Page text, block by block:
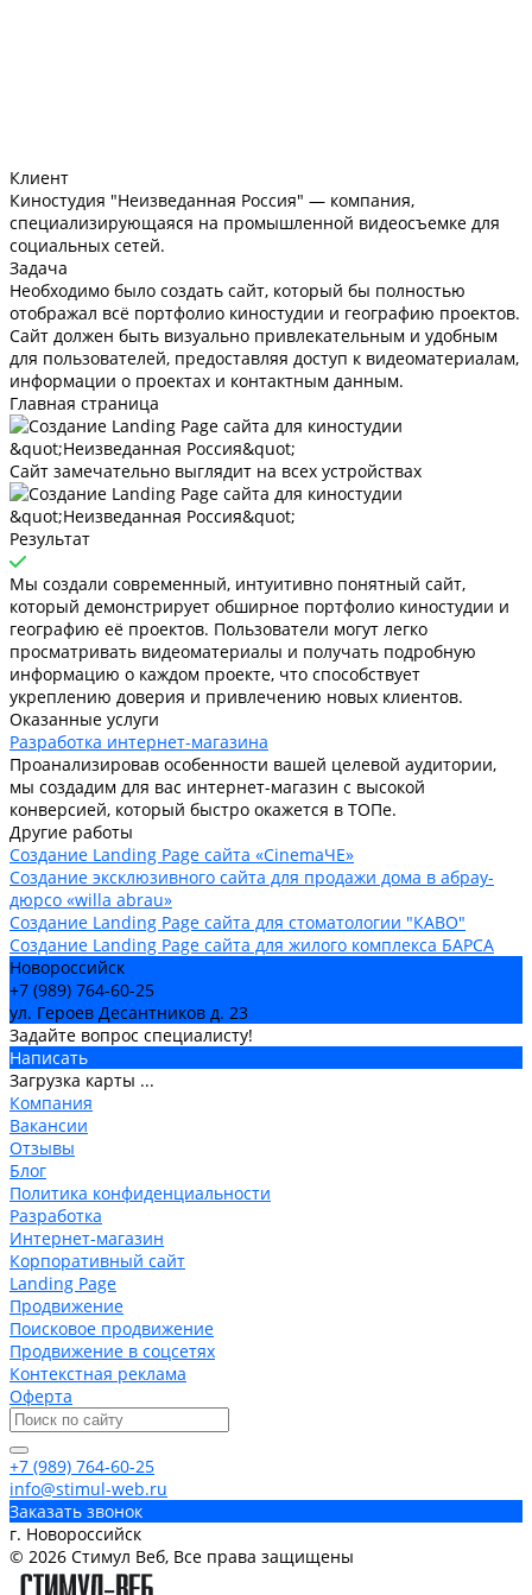
Клиент
Киностудия "Неизведанная Россия" — компания,
специализирующаяся на промышленной видеосъемке для
социальных сетей.
Задача
Необходимо было создать сайт, который бы полностью
отображал всё портфолио киностудии и географию проектов.
Сайт должен быть визуально привлекательным и удобным
для пользователей, предоставляя доступ к видеоматериалам,
информации о проектах и контактным данным.
Главная страница
Сайт замечательно выглядит на всех устройствах
Результат
Мы создали современный, интуитивно понятный сайт,
который демонстрирует обширное портфолио киностудии и
географию её проектов. Пользователи могут легко
просматривать видеоматериалы и получать подробную
информацию о каждом проекте, что способствует
укреплению доверия и привлечению новых клиентов.
Оказанные услуги
Разработка интернет-магазина
Проанализировав особенности вашей целевой аудитории,
мы создадим для вас интернет-магазин с высокой
конверсией, который быстро окажется в ТОПе.
Другие работы
Создание Landing Page сайта «CinemaЧЕ»
Cоздание эксклюзивного сайта для продажи дома в абрау-
дюрсо «willa abrau»
Создание Landing Page сайта для стоматологии "КАВО"
Создание Landing Page сайта для жилого комплекса БАРСА
Новороссийск
+7 (989) 764-60-25
ул. Героев Десантников д. 23
Задайте вопрос специалисту!
Написать
Загрузка карты ...
Компания
Вакансии
Отзывы
Блог
Политика конфиденциальности
Разработка
Интернет-магазин
Корпоративный сайт
Landing Page
Продвижение
Поисковое продвижение
Продвижение в соцсетях
Контекстная реклама
Оферта
+7 (989) 764-60-25
info@stimul-web.ru
Заказать звонок
г. Новороссийск
© 2026 Стимул Веб, Все права защищены